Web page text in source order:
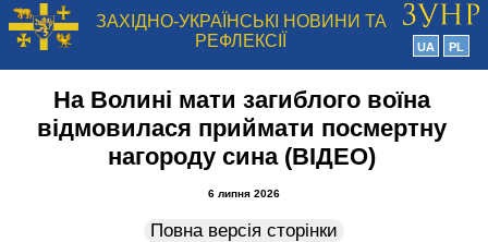
ЗАХІДНО-УКРАЇНСЬКІ НОВИНИ ТА
РЕФЛЕКСІЇ
UA PL
На Волині мати загиблого воїна
відмовилася приймати посмертну
нагороду сина (ВІДЕО)
6 липня 2026
Повна версія сторінки